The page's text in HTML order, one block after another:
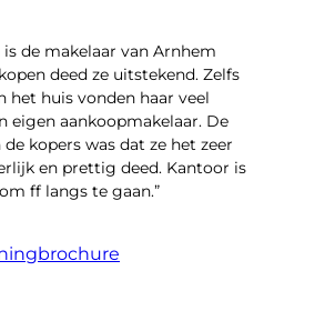
is de makelaar van Arnhem
deed ze uitstekend. Zelfs
het huis vonden haar veel
eigen aankoopmakelaar. De
kopers was dat ze het zeer
en prettig deed. Kantoor is
ff langs te gaan.”